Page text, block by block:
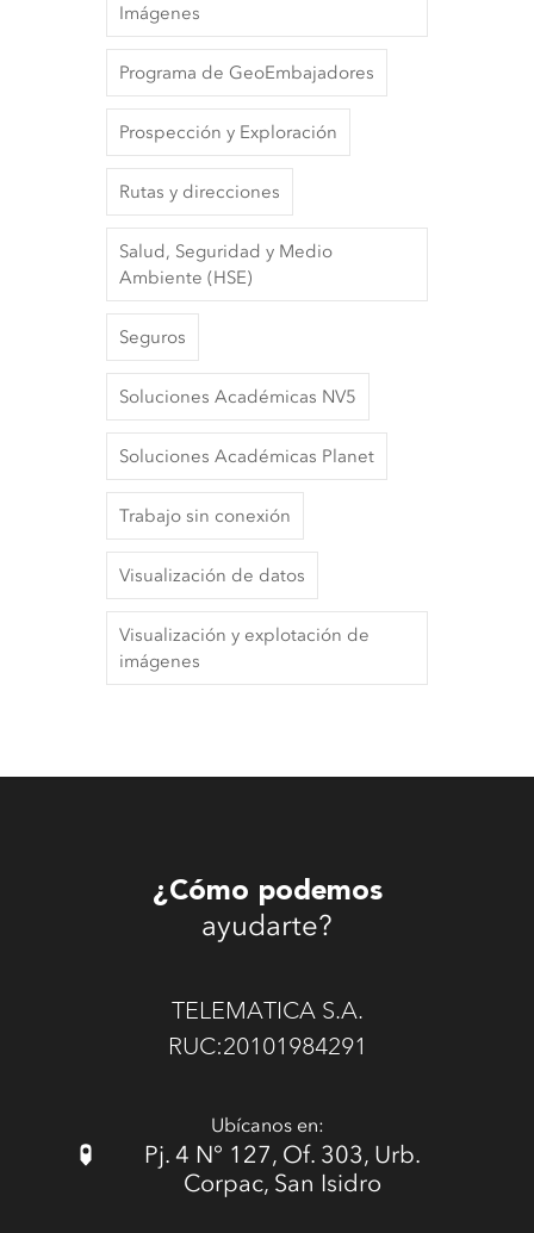
Imágenes
Programa de GeoEmbajadores
Prospección y Exploración
Rutas y direcciones
Salud, Seguridad y Medio
Ambiente (HSE)
Seguros
Soluciones Académicas NV5
Soluciones Académicas Planet
Trabajo sin conexión
Visualización de datos
Visualización y explotación de
imágenes
¿Cómo podemos
ayudarte?
TELEMATICA S.A.
RUC:20101984291
Ubícanos en:
Pj. 4 N° 127, Of. 303, Urb.
Corpac, San Isidro